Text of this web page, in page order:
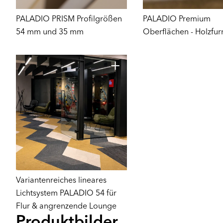
PALADIO PRISM Profilgrößen
54 mm und 35 mm
PALADIO Premium
Oberflächen -
Variantenreiches lineares
Lichtsystem PALADIO 54 für
Flur & angrenzende Lounge